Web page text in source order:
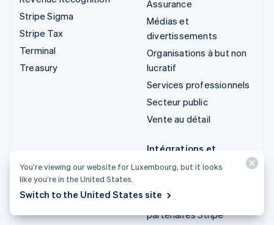
Stripe Sigma
Stripe Tax
Terminal
Treasury
Assurance
Médias et
divertissements
Organisations à but non
lucratif
Services professionnels
Secteur public
Vente au détail
Intégrations et
solutions sur mesure
Écosystème de
partenaires Stripe
You’re viewing our website for Luxembourg, but it looks
like you’re in the United States.
Switch to the United States site